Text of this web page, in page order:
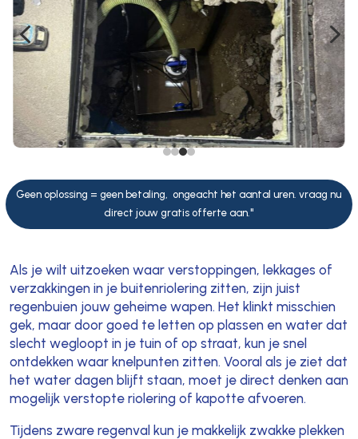
4 5
Geen oplossing = geen betaling, ongeacht het aantal uren. vraag nu
direct jouw gratis offerte aan."
Als je wilt uitzoeken waar verstoppingen, lekkages of
verzakkingen in je buitenriolering zitten, zijn juist
regenbuien jouw geheime wapen. Het klinkt misschien
gek, maar door goed te letten op plassen en water dat
slecht wegloopt in je tuin of op straat, kun je snel
ontdekken waar knelpunten zitten. Vooral als je ziet dat
het water dagen blijft staan, moet je direct denken aan
mogelijk verstopte riolering of kapotte afvoeren.
Tijdens zware regenval kun je makkelijk zwakke plekken